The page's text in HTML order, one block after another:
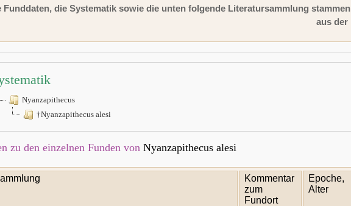
Funddaten, die Systematik sowie die unten folgende Literatursammlung stammen
aus der
Nyanzapithecus
†Nyanzapithecus alesi
zu den einzelnen Funden von Nyanzapithecus alesi
Kommentar
zum
Fundort
Epoche,
Alter